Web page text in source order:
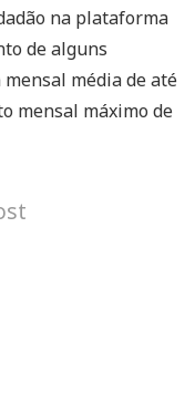
na plataforma
de alguns
média de até
mensal máximo de